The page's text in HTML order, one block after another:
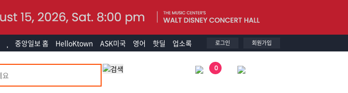
중앙일보 홈 HelloKtown ASK미국 영어 핫딜 업소록 로그인 회원가입
0